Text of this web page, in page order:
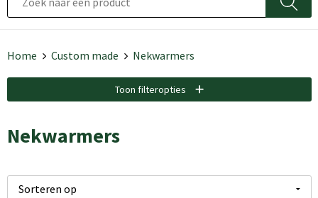
Home Custom made Nekwarmers
Toon filteropties
Nekwarmers